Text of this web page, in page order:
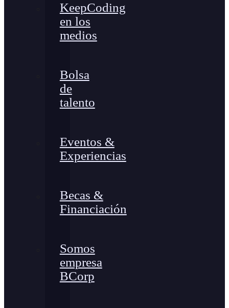
KeepCoding
en los
medios
Bolsa
de
talento
Eventos &
Experiencias
Becas &
Financiación
Somos
empresa
BCorp